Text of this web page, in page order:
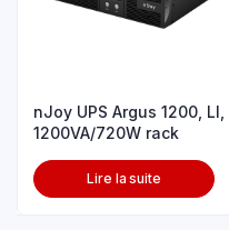
nJoy UPS Argus 1200, LI,
1200VA/720W rack
Lire la suite